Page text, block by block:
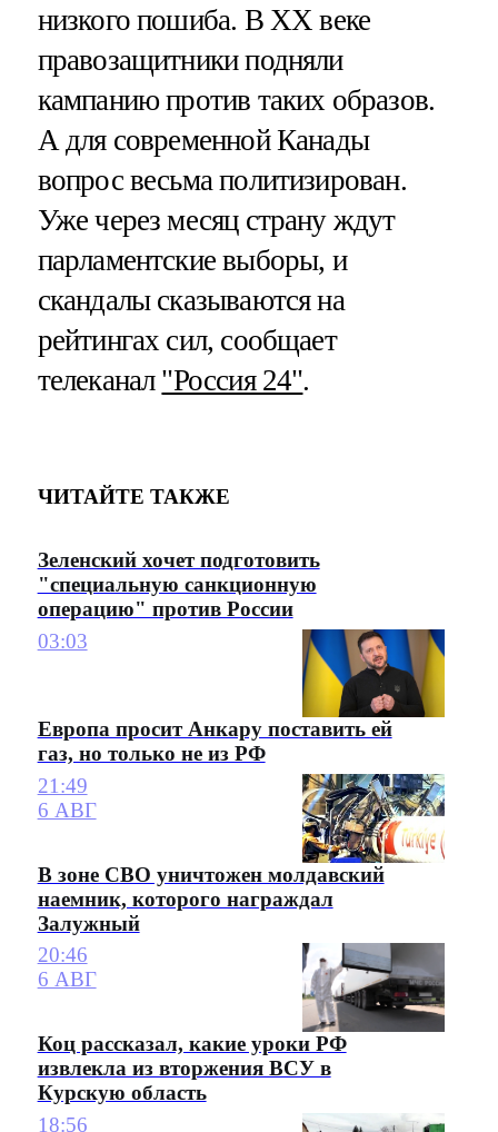
низкого пошиба. В ХХ веке
правозащитники подняли
кампанию против таких образов.
А для современной Канады
вопрос весьма политизирован.
Уже через месяц страну ждут
парламентские выборы, и
скандалы сказываются на
рейтингах сил, сообщает
телеканал "Россия 24".
ЧИТАЙТЕ ТАКЖЕ
Зеленский хочет подготовить
"специальную санкционную
операцию" против России
03:03
Европа просит Анкару поставить ей
газ, но только не из РФ
21:49
6 АВГ
В зоне СВО уничтожен молдавский
наемник, которого награждал
Залужный
20:46
6 АВГ
Коц рассказал, какие уроки РФ
извлекла из вторжения ВСУ в
Курскую область
18:56